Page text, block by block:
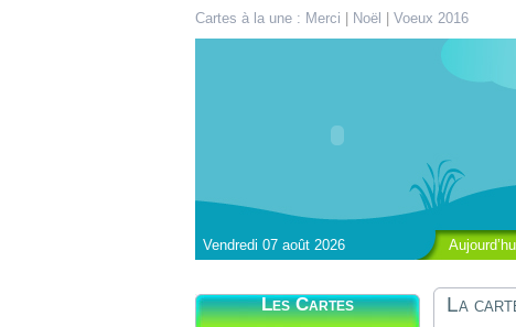
Cartes à la une : Merci Noël Voeux 2016
Vendredi 07 août 2026
Les Cartes La